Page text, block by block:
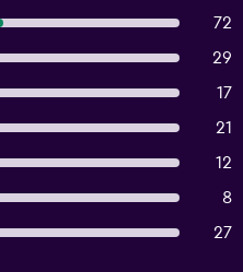
72
29
17
21
12
8
27